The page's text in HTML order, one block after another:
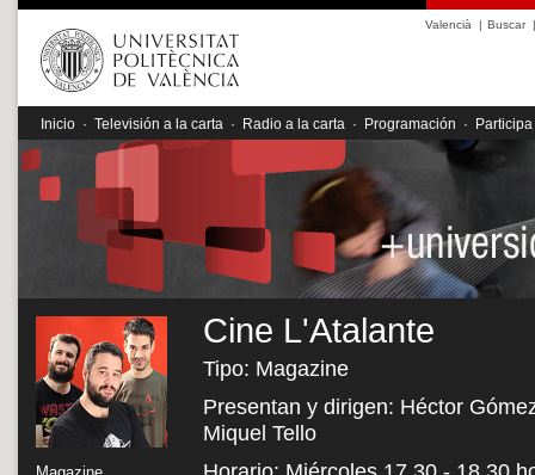
Valencià | Buscar|
Inicio · Televisión a la carta · Radio a la carta · Programación · Participa
Cine L'Atalante
Tipo: Magazine
Presentan y dirigen: Héctor
Miquel Tello